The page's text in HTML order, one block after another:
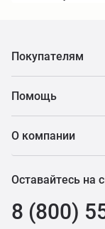
Покупателям
Помощь
О компании
Оставайтесь на
8 (800)